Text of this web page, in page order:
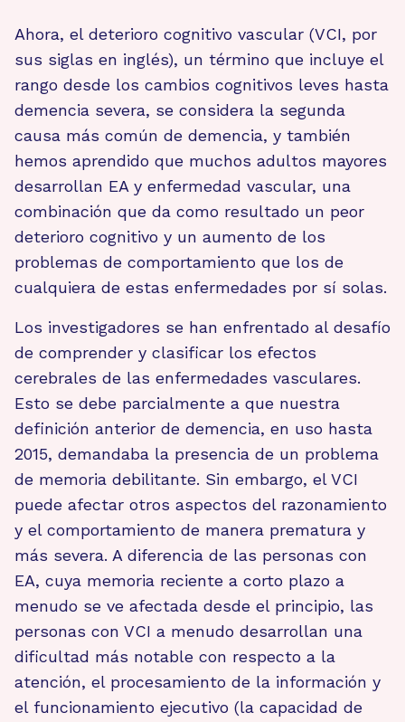
Ahora, el deterioro cognitivo vascular (VCI, por
sus siglas en inglés), un término que incluye el
rango desde los cambios cognitivos leves hasta
demencia severa, se considera la segunda
causa más común de demencia, y también
hemos aprendido que muchos adultos mayores
desarrollan EA y enfermedad vascular, una
combinación que da como resultado un peor
deterioro cognitivo y un aumento de los
problemas de comportamiento que los de
cualquiera de estas enfermedades por sí solas.
Los investigadores se han enfrentado al desafío
de comprender y clasificar los efectos
cerebrales de las enfermedades vasculares.
Esto se debe parcialmente a que nuestra
definición anterior de demencia, en uso hasta
2015, demandaba la presencia de un problema
de memoria debilitante. Sin embargo, el VCI
puede afectar otros aspectos del razonamiento
y el comportamiento de manera prematura y
más severa. A diferencia de las personas con
EA, cuya memoria reciente a corto plazo a
menudo se ve afectada desde el principio, las
personas con VCI a menudo desarrollan una
dificultad más notable con respecto a la
atención, el procesamiento de la información y
el funcionamiento ejecutivo (la capacidad de